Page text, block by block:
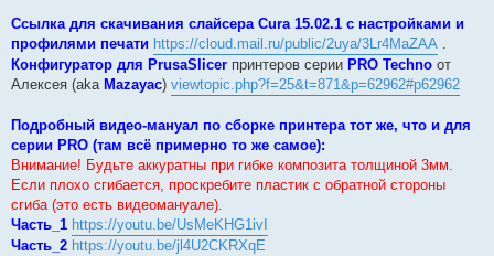
Ссылка для скачивания слайсера Cura 15.02.1 с настройками и
профилями печати https://cloud.mail.ru/public/2uya/3Lr4MaZAA .
Конфигуратор для PrusaSlicer принтеров серии PRO Techno от
Алексея (aka Mazayac) viewtopic.php?f=25&t=871&p=62962#p62962
Подробный видео-мануал по сборке принтера тот же, что и для
серии PRO (там всё примерно то же самое):
Внимание! Будьте аккуратны при гибке композита толщиной 3мм.
Если плохо сгибается, проскребите пластик с обратной стороны
сгиба (это есть видеомануале).
Часть_1 https://youtu.be/UsMeKHG1ivI
Часть_2 https://youtu.be/jl4U2CKRXqE